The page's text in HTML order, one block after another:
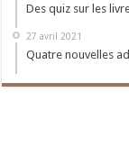
Des quiz sur les
27 avril 2021
Quatre nouvelles